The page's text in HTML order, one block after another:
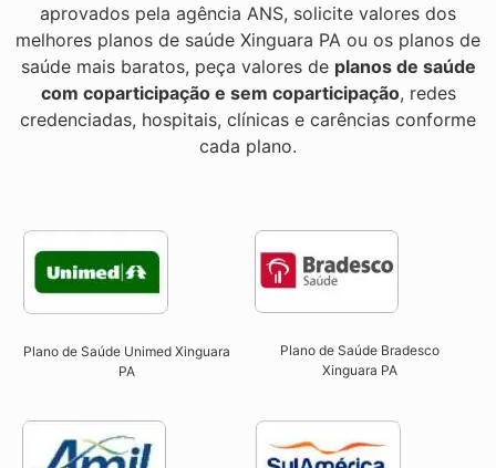
aprovados pela agência ANS, solicite valores dos
melhores planos de saúde Xinguara PA ou os planos de
saúde mais baratos, peça valores de planos de saúde
com coparticipação e sem coparticipação, redes
credenciadas, hospitais, clínicas e carências conforme
cada plano.
Plano de Saúde Unimed Xinguara
PA
Plano de Saúde Bradesco
Xinguara PA